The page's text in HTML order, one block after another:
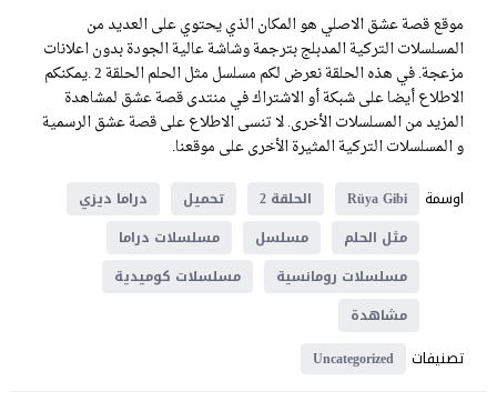
موقع قصة عشق الاصلي هو المكان الذي يحتوي على العديد من
المسلسلات التركية المدبلج بترجمة وشاشة عالية الجودة بدون اعلانات
مزعجة. في هذه الحلقة نعرض لكم مسلسل مثل الحلم الحلقة 2 .يمكنكم
الاطلاع أيضا على شبكة أو الاشتراك في منتدى قصة عشق لمشاهدة
المزيد من المسلسلات الأخرى. لا تنسى الاطلاع على قصة عشق الرسمية
و المسلسلات التركية المثيرة الأخرى على موقعنا.
اوسمة
Rüya Gibi الحلقة 2 تحميل
دراما ديزي
مثل الحلم
مسلسل
مسلسلات دراما
مسلسلات رومانسية
مسلسلات كوميدية
مشاهدة
تصنيفات Uncategorized